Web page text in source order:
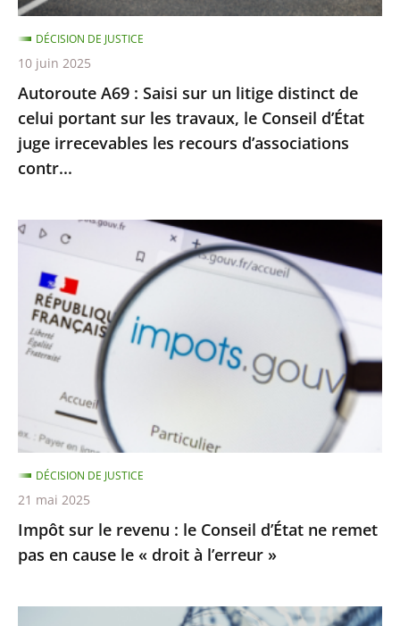
celui
portant
sur
les
travaux,
le
Conseil
juge
irrecevables
recours
d’associations
contr...
Autoroute A69 : Saisi sur un litige distinct de
celui portant sur les travaux, le Conseil d’État
juge irrecevables les recours d’associations
contr...
DÉCISION DE JUSTICE
10 juin 2025
Impôt
revenu
le
d’État
ne
remet
pas
en
cause
le
droit
Impôt sur le revenu : le Conseil d’État ne remet
pas en cause le « droit à l’erreur »
DÉCISION DE JUSTICE
21 mai 2025